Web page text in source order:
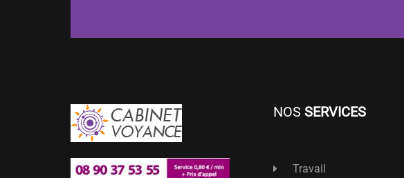
NOS SERVICES
Travail